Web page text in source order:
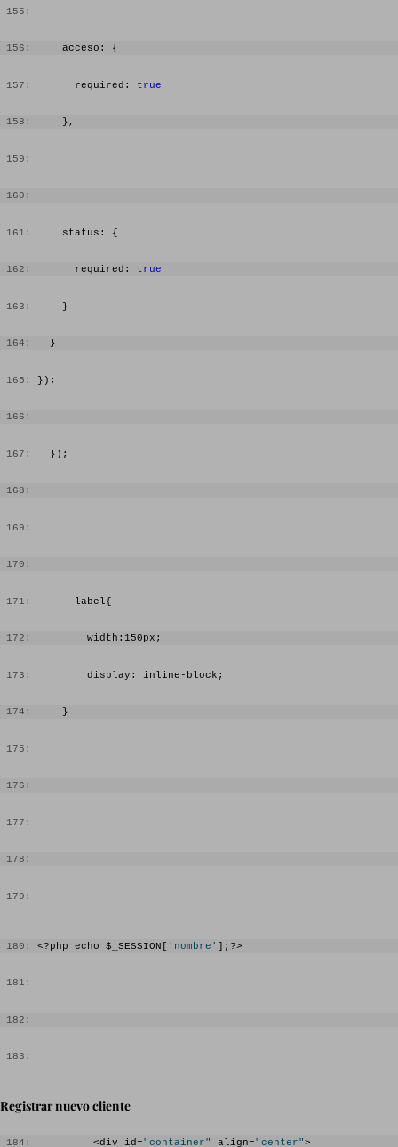
155:
156:
     acceso: {
157:
       required:
true
158:
     },
159:
160:
161:
     status: {
162:
       required:
true
163:
     }
164:
   }
165: });
166:
167:
   });
168:
169:
170:
171:
       label{
172:
         width:150px;
173:
         display: inline-block;
174:
     }
175:
176:
177:
178:
179:
180: <?php echo $_SESSION[ 'nombre' ];?>
181:
182:
183:
Registrar nuevo cliente
184:
          <div id=
"container" align="center">